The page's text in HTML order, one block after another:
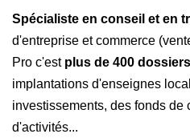
Spécialiste en conseil et en
d'entreprise et commerce
Pro c'est plus de 400
implantations d'enseignes
investissements, des fonds de
d'activités...